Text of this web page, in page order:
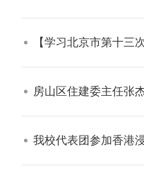
【学习北京市第十三次党
房山区住建委主任张
我校代表团参加香港